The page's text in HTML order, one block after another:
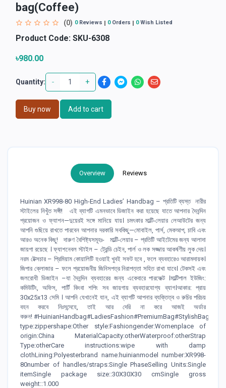
bag(Coffee)
(0) 0Reviews 0Orders 0Wish Listed
Product Code: SKU-6308
৳980.00
Quantity: - +
Buy now Add to cart
Overview Reviews
Huinian XR998-80 High-End Ladies’ Handbag – প্রতিটি ব্যস্ত নারীর
স্টাইলের নিখুঁত সঙ্গী! এই ব্যাগটি এমনভাবে ডিজাইন করা হয়েছে যাতে আপনার দৈনন্দিন
প্রয়োজন ও ফ্যাশন—দুয়েরই সঙ্গে মানিয়ে যায়। চমৎকার মাল্টি-লেয়ার লেআউটের জন্য
আপনি গুছিয়ে রাখতে পারবেন আপনার দরকারি সবকিছু—মোবাইল, পার্স, মেকআপ, চাবি এবং
আরও অনেক কিছু! দারুণ বৈশিষ্ট্যসমূহঃ- মাল্টি-লেয়ার – প্রতিটি আইটেমের জন্য আলাদা
জায়গা রয়েছে । ফ্যাশনেবল স্টাইল – ট্রেন্ডি চেইন, পার্ল ও লক সজ্জায় আকর্ষণীয় লুক দেয়।
নরম টেক্সচার – প্রিমিয়াম কোয়ালিটি হওয়াই খুবই সফট হবে , ফলে ব্যবহারেও আরামদায়ক।
জিপার ক্লোজার – ফলে প্রয়োজনীয় জিনিসপত্র নিরাপত্তা সহিত রাখা যাবে। টেকসই এবং
জলরোধী ডিজাইন –যা দৈনন্দিন ব্যবহারের জন্য একেবারে পারফেক্ট ।মাল্টিপাল ইউজিং:
কমিউটিং, অফিস, পার্টি কিংবা শপিং সব জায়গায় ব্যবহারযোগ্য ব্যাগ।আকার: প্রায়
30x25x13 সেমি । আপনি যেখানেই যান, এই ব্যাগটি আপনার ব্যক্তিত্ব ও রুচির পরিচয়
বহন করবে নিঃসন্দেহে, তাই আর দেরি না করে আজই অর্ডার
করুন!
type:zippershape:Other style:Fashiongender:Womenplace of
origin:China MaterialCapacity:otherWaterproof:otherStrap
Type:otherCare instructions:wipe with damp
clothLining:Polyesterbrand name:huinianmodel number:XR998-
80number of handles/straps:Single PhaseSelling Units:Single
itemSingle package size::30X30X30 cmSingle gross
weight::1.000